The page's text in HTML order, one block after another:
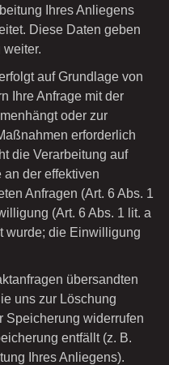
Ihres Anliegens
Diese Daten geben
auf Grundlage von
Ihre Anfrage mit der
oder zur
erforderlich
die Verarbeitung auf
an der effektiven
Anfragen (Art. 6 Abs. 1
(Art. 6 Abs. 1 lit. a
wurde; die Einwilligung
übersandten
uns zur Löschung
Speicherung widerrufen
entfällt (z. B.
Ihres Anliegens).